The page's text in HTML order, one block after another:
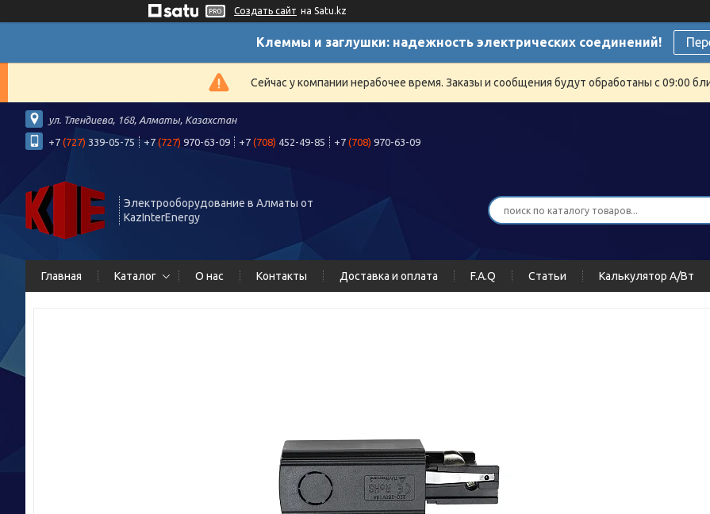
Создать сайт на Satu.kz
Клеммы и заглушки: надежность электрических соединений!
Сейчас у компании нерабочее время. Заказы и сообщения будут обработаны с 09:00
ул. Тлендиева, 168, Алматы, Казахстан
+7 (727) 339-05-75 +7 (727) 970-63-09 +7 (708) 452-49-85 +7 (708) 970-63-09
Электрооборудование в Алматы от
KazInterEnergy
Главная Каталог О нас Контакты Доставка и оплата F.A.Q Статьи Калькулятор А/Вт